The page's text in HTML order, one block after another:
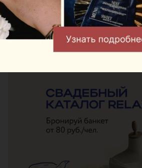
канале
Следите за нами в